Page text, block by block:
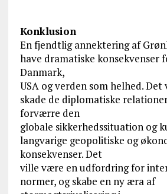
Konklusion
En fjendtlig annektering af
have dramatiske konsekvenser
Danmark,
USA og verden som helhed.
skade de diplomatiske
forværre den
globale sikkerhedssituation og
langvarige geopolitiske og
konsekvenser. Det
ville være en udfordring for
normer, og skabe en ny æra af